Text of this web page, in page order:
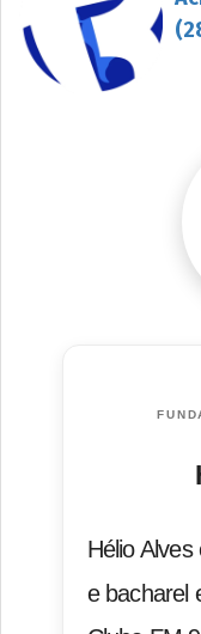
Hélio
e bacharel